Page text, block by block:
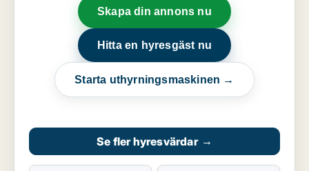
Skapa din annons nu
Hitta en hyresgäst nu
Starta uthyrningsmaskinen →
Se fler hyresvärdar →